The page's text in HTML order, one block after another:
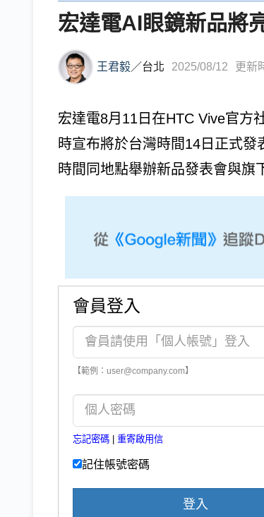
宏達電AI眼鏡新品將
王君毅／台北 2025/08/12 更新
宏達電8月11日在HTC Vive官方
時宣布將於台灣時間14日正式發
時間同地點舉辦新品發表會與旗
會員登入
【範例：user@company.com】
忘記密碼 重寄啟用信
記住帳號密碼
登入